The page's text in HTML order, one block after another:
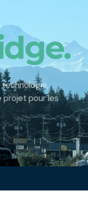
projet pour les